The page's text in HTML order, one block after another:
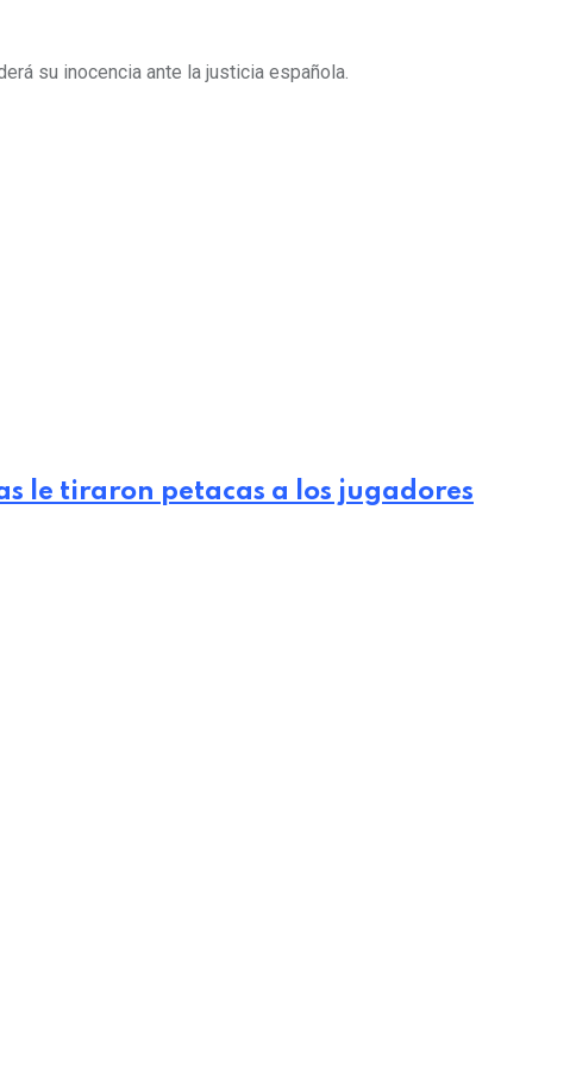
su inocencia ante la justicia española.
le tiraron petacas a los jugadores